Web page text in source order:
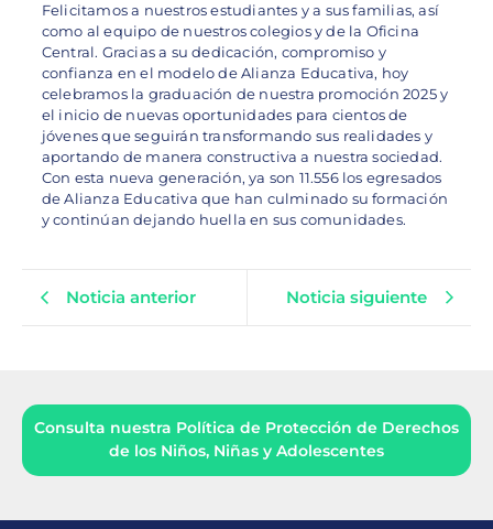
Felicitamos a nuestros estudiantes y a sus familias, así
como al equipo de nuestros colegios y de la Oficina
Central. Gracias a su dedicación, compromiso y
confianza en el modelo de Alianza Educativa, hoy
celebramos la graduación de nuestra promoción 2025 y
el inicio de nuevas oportunidades para cientos de
jóvenes que seguirán transformando sus realidades y
aportando de manera constructiva a nuestra sociedad.
Con esta nueva generación, ya son 11.556 los egresados
de Alianza Educativa que han culminado su formación
y continúan dejando huella en sus comunidades.
Noticia anterior Noticia siguiente
Consulta nuestra Política de Protección de Derechos
de los Niños, Niñas y Adolescentes